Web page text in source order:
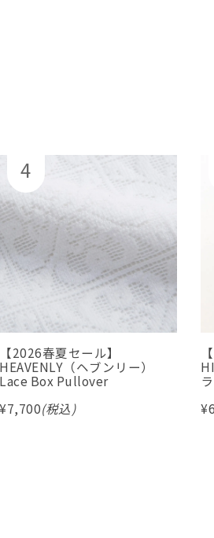
【2026春夏セール】
HEAVENLY（ヘブンリー）
Lace Box Pullover
¥7,700(税込)
¥